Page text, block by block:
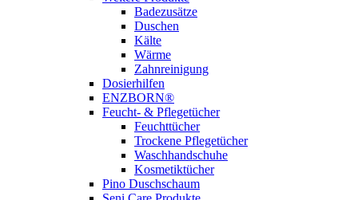
Badezusätze
Duschen
Kälte
Wärme
Zahnreinigung
Dosierhilfen
ENZBORN®
Feucht- & Pflegetücher
Feuchttücher
Trockene Pflegetücher
Waschhandschuhe
Kosmetiktücher
Pino Duschschaum